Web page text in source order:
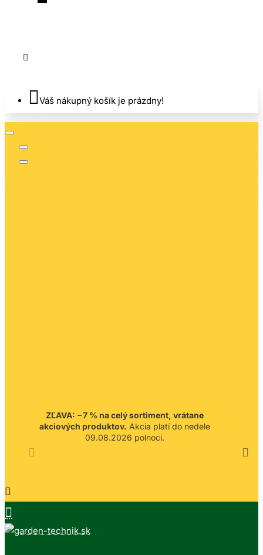
Váš nákupný košík je prázdny!
ZĽAVA: −7 % na celý sortiment, vrátane
akciových produktov. Akcia platí do nedele
09.08.2026 polnoci.